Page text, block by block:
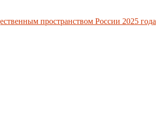
пространством России 2025 года